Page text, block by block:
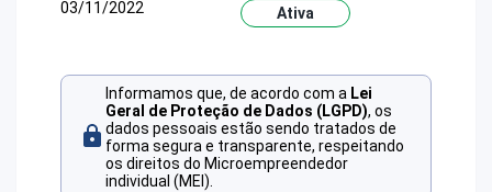
03/11/2022
Ativa
Informamos que, de acordo com a Lei
Geral de Proteção de Dados (LGPD), os
dados pessoais estão sendo tratados de
forma segura e transparente, respeitando
os direitos do Microempreendedor
individual (MEI).